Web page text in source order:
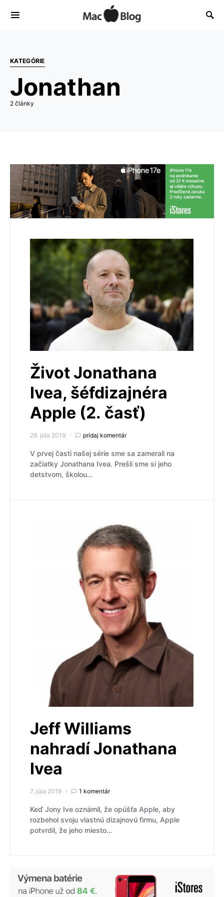
KATEGÓRIE
Jonathan
2 články
Život Jonathana
Ivea, šéfdizajnéra
Apple (2. časť)
29. júla 2019 pridaj komentár
V prvej časti našej série sme sa zamerali na
začiatky Jonathana Ivea. Prešli sme si jeho
detstvom, školou…
Jeff Williams
nahradí Jonathana
Ivea
7. júla 2019 1 komentár
Keď Jony Ive oznámil, že opúšťa Apple, aby
rozbehol svoju vlastnú dizajnovú firmu, Apple
potvrdil, že jeho miesto…